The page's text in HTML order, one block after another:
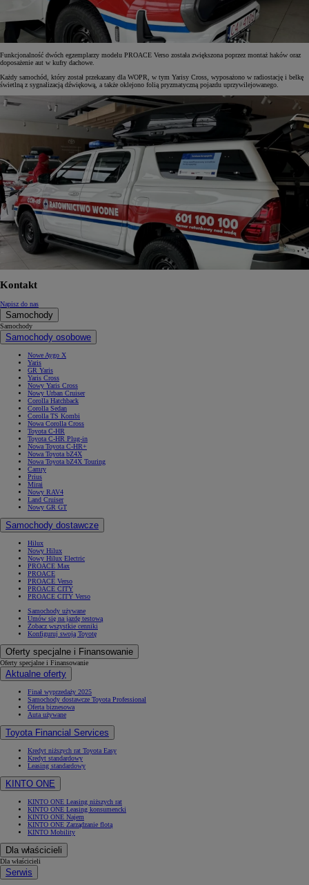
Funkcjonalność dwóch egzemplarzy modelu PROACE Verso została zwiększona poprzez montaż haków oraz
doposażenie aut w kufry dachowe.
Każdy samochód, który został przekazany dla WOPR, w tym Yarisy Cross, wyposażono w radiostację i belkę
świetlną z sygnalizacją dźwiękową, a także oklejono folią pryzmatyczną pojazdu uprzywilejowanego.
Kontakt
Napisz do nas
Samochody
Samochody
Samochody osobowe
Nowe Aygo X
Yaris
GR Yaris
Yaris Cross
Nowy Yaris Cross
Nowy Urban Cruiser
Corolla Hatchback
Corolla Sedan
Corolla TS Kombi
Nowa Corolla Cross
Toyota C-HR
Toyota C-HR Plug-in
Nowa Toyota C-HR+
Nowa Toyota bZ4X
Nowa Toyota bZ4X Touring
Camry
Prius
Mirai
Nowy RAV4
Land Cruiser
Nowy GR GT
Samochody dostawcze
Hilux
Nowy Hilux
Nowy Hilux Electric
PROACE Max
PROACE
PROACE Verso
PROACE CITY
PROACE CITY Verso
Samochody używane
Umów się na jazdę testową
Zobacz wszystkie cenniki
Konfiguruj swoją Toyotę
Oferty specjalne i Finansowanie
Oferty specjalne i Finansowanie
Aktualne oferty
Finał wyprzedaży 2025
Samochody dostawcze Toyota Professional
Oferta biznesowa
Auta używane
Toyota Financial Services
Kredyt niższych rat Toyota Easy
Kredyt standardowy
Leasing standardowy
KINTO ONE
KINTO ONE Leasing niższych rat
KINTO ONE Leasing konsumencki
KINTO ONE Najem
KINTO ONE Zarządzanie flotą
KINTO Mobility
Dla właścicieli
Dla właścicieli
Serwis